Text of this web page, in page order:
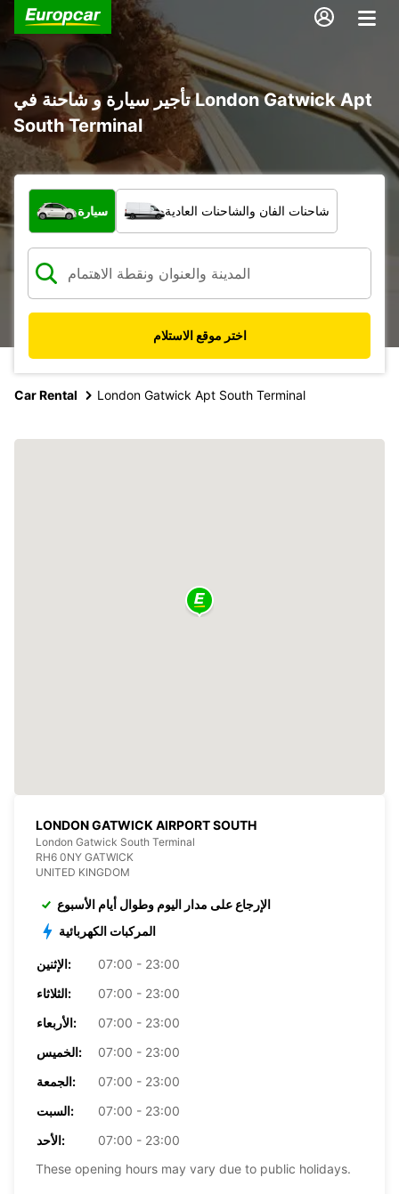
تأجير سيارة و شاحنة في London Gatwick Apt
South Terminal
ما نوع المركبة؟
سيارة شاحنات الفان والشاحنات العادية
اختر موقع الاستلام
Car Rental London Gatwick Apt South Terminal
LONDON GATWICK AIRPORT SOUTH
London Gatwick South Terminal
RH6 0NY GATWICK
UNITED KINGDOM
الإرجاع على مدار اليوم وطوال أيام الأسبوع
المركبات الكهربائية
الإثنين:
07:00 - 23:00
الثلاثاء:
07:00 - 23:00
الأربعاء:
07:00 - 23:00
الخميس:
07:00 - 23:00
الجمعة:
07:00 - 23:00
السبت:
07:00 - 23:00
الأحد:
07:00 - 23:00
These opening hours may vary due to public holidays.